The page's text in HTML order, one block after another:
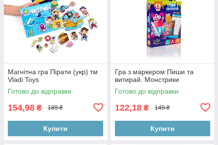
Магнітна гра Пірати (укр) тм
Vladi Toys
Готово до відправки
154,98 ₴ 189 ₴
Купити
Гра з маркером Пиши та
витирай. Монстрики
Готово до відправки
122,18 ₴ 149 ₴
Купити